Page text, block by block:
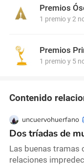
de su resistencia y
Globos de Oro, SAG
Premios
1 premio y 2
Premios
1 premio y 5
Contenido
uncuervohuerfano
Dos tríadas de
Las buenas tramas
relaciones